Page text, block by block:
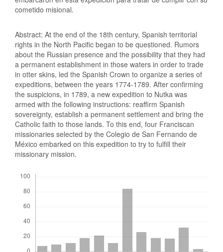
cometido misional.
Abstract: At the end of the 18th century, Spanish territorial
rights in the North Pacific began to be questioned. Rumors
about the Russian presence and the possibility that they had
a permanent establishment in those waters in order to trade
in otter skins, led the Spanish Crown to organize a series of
expeditions, between the years 1774-1789. After confirming
the suspicions, in 1789, a new expedition to Nutka was
armed with the following instructions: reaffirm Spanish
sovereignty, establish a permanent settlement and bring the
Catholic faith to those lands. To this end, four Franciscan
missionaries selected by the Colegio de San Fernando de
México embarked on this expedition to try to fulfill their
missionary mission.